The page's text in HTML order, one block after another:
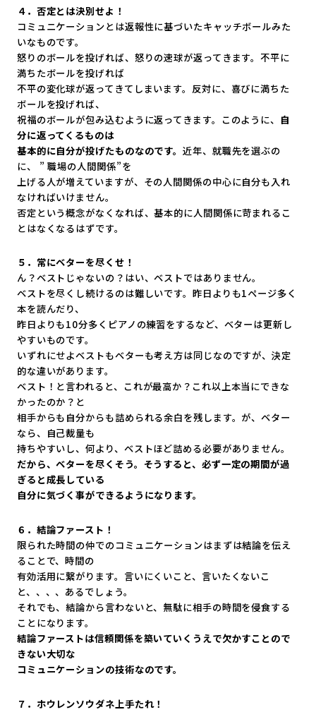
４．否定とは決別せよ！
コミュニケーションとは返報性に基づいたキャッチボールみた
いなものです。
怒りのボールを投げれば、怒りの速球が返ってきます。不平に
満ちたボールを投げれば
不平の変化球が返ってきてしまいます。反対に、 喜びに満ちた
ボールを投げれば、
祝福のボールが包み込むように返ってきます。このように、
自
分に返ってくるものは
基本的に自分が投げたものなのです。近年、就職先を選ぶの
に、 ” 職場の人間関係”を
上げる人が増えていますが、 その人間関係の中心に自分も入れ
なければいけません。
否定という概念がなくなれば、基本的に人間関係に苛まれるこ
とはなくなるはずです。
５．常にベターを尽くせ！
ん？ベストじゃないの？はい、ベストではありません。
ベストを尽くし続けるのは難しいです。昨日よりも1ページ多く
本を読んだり、
昨日よりも10分多くピアノの練習をするなど、 ベターは更新し
やすいものです。
いずれにせよベストもベターも考え方は同じなのですが、決定
的な違いがあります。
ベスト！と言われると、これが最高か？ これ以上本当にできな
かったのか？と
相手からも自分からも詰められる余白を残します。が、ベター
なら、自己裁量も
持ちやすいし、何より、ベストほど詰める必要がありません。
だから、ベターを尽くそう。そうすると、 必ず一定の期間が過
ぎると成長している
自分に気づく事ができるようになります。
６．結論ファースト！
限られた時間の仲でのコミュニケーションはまずは結論を伝え
るこ とで、時間の
有効活用に繋がります。言いにくいこと、言いたくないこ
と、、、、あるでしょう。
それでも、結論から言わないと、 無駄に相手の時間を侵食する
ことになります。
結論ファーストは信頼関係を築いていくうえで欠かすことので
きない大切な
コミュニケーションの技術なのです。
７．ホウレンソウダネ上手たれ！